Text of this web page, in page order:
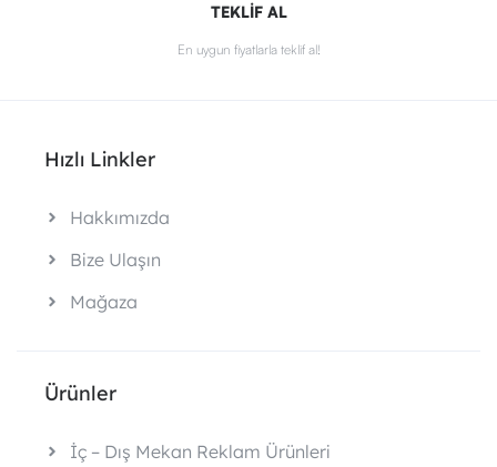
TEKLİF AL
En uygun fiyatlarla teklif al!
Hızlı Linkler
Hakkımızda
Bize Ulaşın
Mağaza
Ürünler
İç – Dış Mekan Reklam Ürünleri